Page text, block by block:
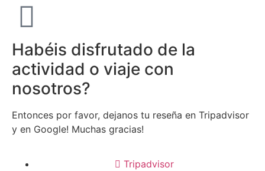
Habéis disfrutado de la
actividad o viaje con
nosotros?
Entonces por favor, dejanos tu reseña en Tripadvisor
y en Google! Muchas gracias!
Tripadvisor